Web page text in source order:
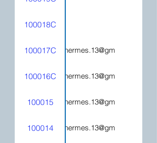
100018C
100017Checatehermes.13@gmail.com
100016Checatehermes.13@gmail.com
100015hecatehermes.13@gmail.com
100014hecatehermes.13@gmail.com